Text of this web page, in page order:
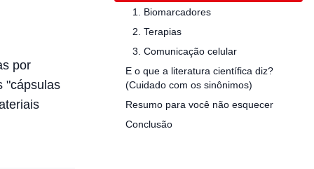
por
"cápsulas
1. Biomarcadores
2. Terapias
3. Comunicação celular
E o que a literatura científica diz?
(Cuidado com os sinônimos)
Resumo para você não esquecer
Conclusão